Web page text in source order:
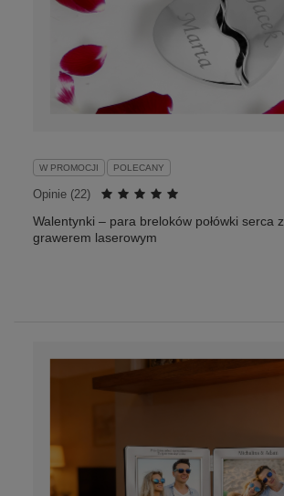
W PROMOCJI POLECANY
Opinie (22)
Walentynki – para breloków połówki serca z
grawerem laserowym